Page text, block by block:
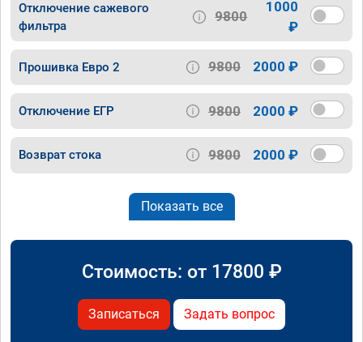
Отключение сажевого
фильтра
9800
1000
₽
Прошивка Евро 2 9800 2000 ₽
Отключение ЕГР 9800 2000 ₽
Возврат стока 9800 2000 ₽
Показать все
Стоимость: от 17800 ₽
Записаться Задать вопрос